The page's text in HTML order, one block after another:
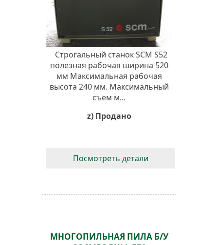
Строгальный станок SCM S52
полезная рабочая ширина 520
мм Максимальная рабочая
высота 240 мм. Максимальный
съем м...
z) Продано
Посмотреть детали
МНОГОПИЛЬНАЯ ПИЛА Б/У